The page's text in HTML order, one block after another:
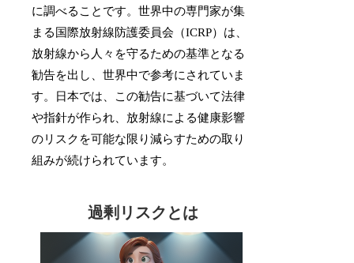
に調べることです。世界中の専門家が集
まる国際放射線防護委員会（ICRP）は、
放射線から人々を守るための基準となる
勧告を出し、世界中で参考にされていま
す。日本では、この勧告に基づいて法律
や指針が作られ、放射線による健康影響
のリスクを可能な限り減らすための取り
組みが続けられています。
過剰リスクとは